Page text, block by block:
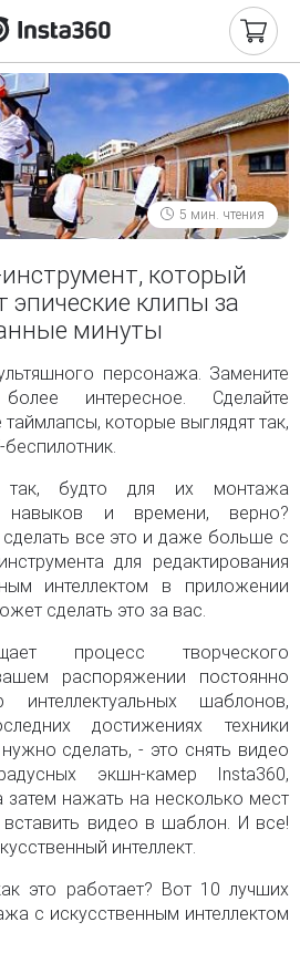
5 мин. чтения
который
эпические клипы за
минуты
персонажа. Замените
интересное. Сделайте
которые выглядят так,
беспилотник.
так, будто для их монтажа
навыков и времени, верно?
все это и даже больше с
для редактирования
интеллектом в приложении
сделать это за вас.
процесс творческого
распоряжении постоянно
шаблонов,
достижениях техники
сделать, - это снять видео
экшн-камер Insta360,
затем нажать на несколько мест
видео в шаблон. И все!
интеллект.
это работает? Вот 10 лучших
с искусственным интеллектом